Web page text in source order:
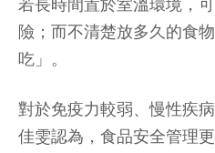
若長時間置於室溫環境，
險；而不清楚放多久的食
吃」。
對於免疫力較弱、慢性疾
佳雯認為，食品安全管理